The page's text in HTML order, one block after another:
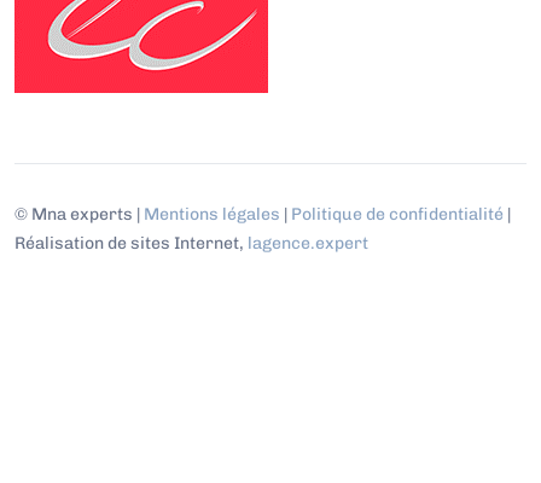
© Mna experts | Mentions légales | Politique de confidentialité |
Réalisation de sites Internet, lagence.expert